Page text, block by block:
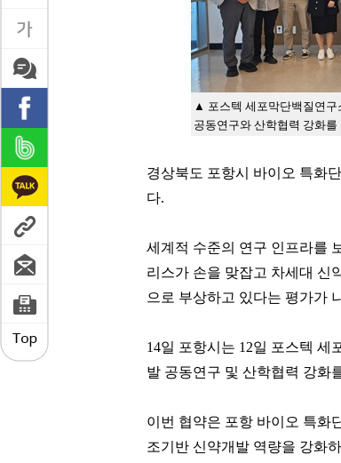
▲ 포스텍 세포막단백질연구
공동연구와 산학협력 강화
경상북도 포항시 바이오 특화
다.
세계적 수준의 연구 인프라를
리스가 손을 맞잡고 차세대 신
으로 부상하고 있다는 평가가
14일 포항시는 12일 포스텍 세
발 공동연구 및 산학협력 강화
이번 협약은 포항 바이오 특화
조기반 신약개발 역량을 강화